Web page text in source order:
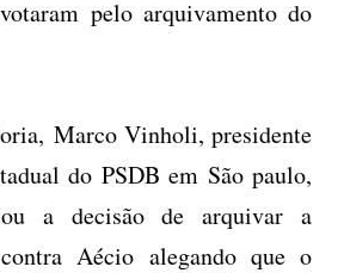
pelo arquivamento do
Marco Vinholi, presidente
do PSDB em São paulo,
a decisão de arquivar a
contra Aécio alegando que o